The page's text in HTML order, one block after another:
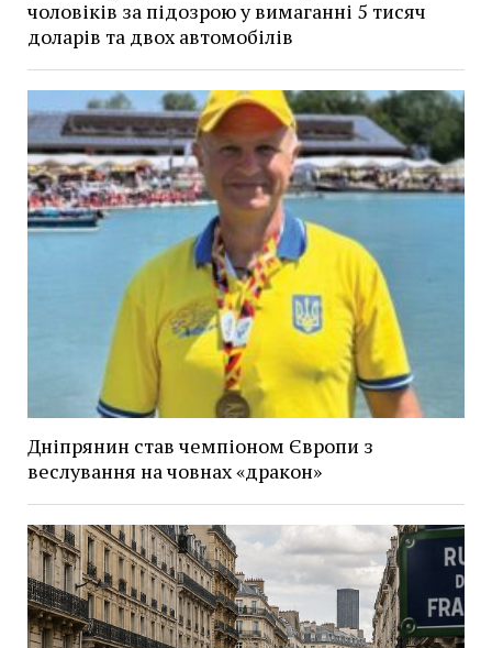
чоловіків за підозрою у вимаганні 5 тисяч
доларів та двох автомобілів
Дніпрянин став чемпіоном Європи з
веслування на човнах «дракон»